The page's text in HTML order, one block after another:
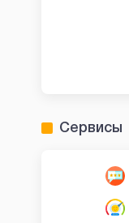
Сервисы